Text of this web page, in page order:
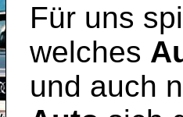
Für uns
welches
und auch